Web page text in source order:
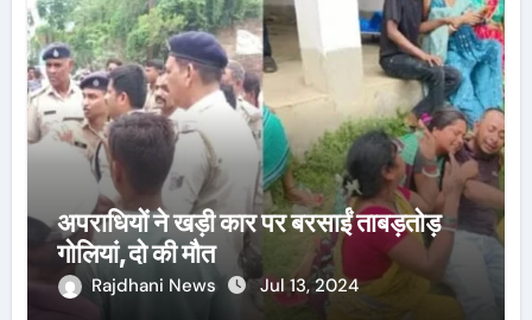
अपराधियों ने खड़ी कार पर बरसाईं ताबड़तोड़
गोलियां,दो की मौत
Rajdhani News Jul 13, 2024